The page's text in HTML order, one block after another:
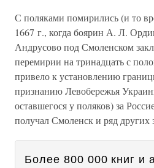
С поляками помирились (и то
1667 г., когда боярин А. Л.
Андрусово под Смоленском
перемирии на тринадцать с
привело к установлению
признанию Левобережья
оставшегося у поляков) за
получал Смоленск и ряд других
Более 800 000 книг и